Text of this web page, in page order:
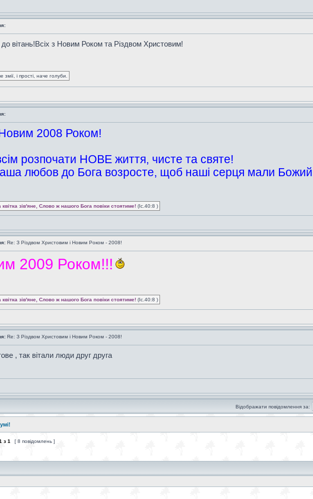
вітань!Всіх з Новим Роком та Різдвом Христовим!
змії, і прості, наче голуби.
2008 Роком!
розпочати НОВЕ життя, чисте та святе!
любов до Бога возросте, щоб наші серця мали Божий
зів'яне, Слово ж нашого Бога повіки стоятиме! (Іс.40:8 )
Re: З Різдвом Христовим і Новим Роком - 2008!
2009 Роком!!!
зів'яне, Слово ж нашого Бога повіки стоятиме! (Іс.40:8 )
Re: З Різдвом Христовим і Новим Роком - 2008!
, так вітали люди друг друга
Відображати повідомлення за:
з 1 [ 8 повідомлень ]